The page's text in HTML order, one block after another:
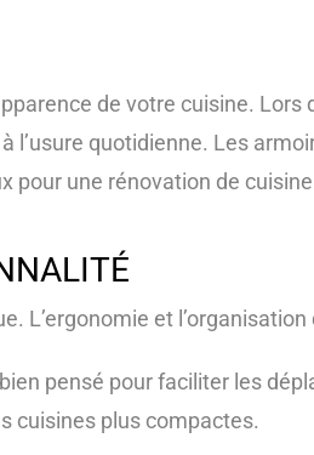
de votre cuisine. Lors
l’usure quotidienne. Les
pour une rénovation de
L’ergonomie et
pensé pour faciliter les
cuisines plus compactes.